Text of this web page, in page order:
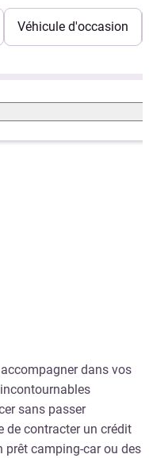
Véhicule d'occasion
dans vos
sans passer
de contracter un crédit
prêt camping-car ou des